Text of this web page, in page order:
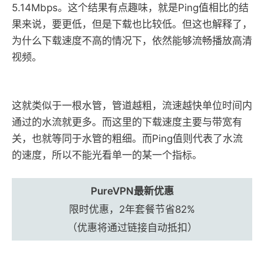
5.14Mbps。这个结果有点趣味，就是Ping值相比的结
果来说，要更低，但是下载也比较低。但这也解释了，
为什么下载速度不高的情况下，依然能够流畅播放高清
视频。
这就类似于一根水管，管道越粗，流速越快单位时间内
通过的水流就更多。而这里的下载速度主要与带宽有
关，也就等同于水管的粗细。而Ping值则代表了水流
的速度，所以不能光看单一的某一个指标。
PureVPN最新优惠
限时优惠，2年套餐节省82%
（优惠将通过链接自动抵扣）